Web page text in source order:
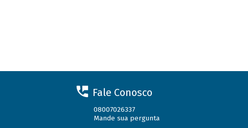
Fale Conosco
08007026337
Mande sua pergunta